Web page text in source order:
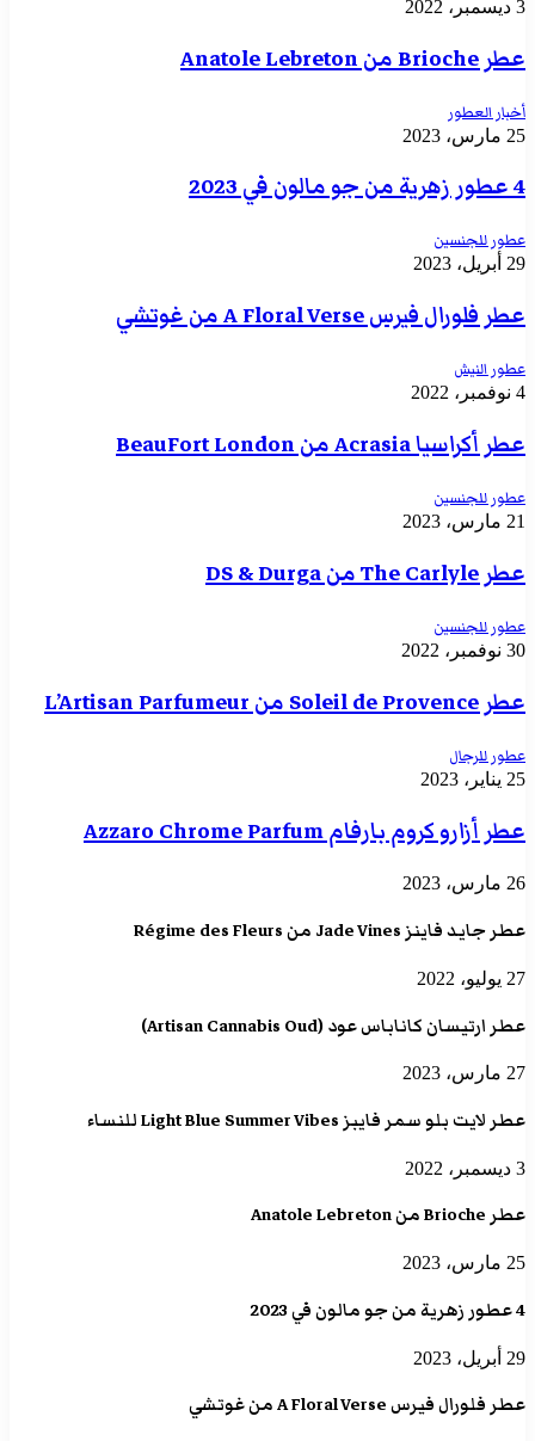
3 ديسمبر، 2022
عطر Brioche من Anatole Lebreton
أخبار العطور
25 مارس، 2023
4 عطور زهرية من جو مالون في 2023
عطور للجنسين
29 أبريل، 2023
عطر فلورال فيرس A Floral Verse من غوتشي
عطور النيش
4 نوفمبر، 2022
عطر أكراسيا Acrasia من BeauFort London
عطور للجنسين
21 مارس، 2023
عطر The Carlyle من DS & Durga
عطور للجنسين
30 نوفمبر، 2022
عطر Soleil de Provence من L’Artisan Parfumeur
عطور للرجال
25 يناير، 2023
عطر أزارو كروم بارفام Azzaro Chrome Parfum
26 مارس، 2023
عطر جايد فاينز Jade Vines من Régime des Fleurs
27 يوليو، 2022
عطر ارتيسان كاناباس عود (Artisan Cannabis Oud)
27 مارس، 2023
عطر لايت بلو سمر فايبز Light Blue Summer Vibes للنساء
3 ديسمبر، 2022
عطر Brioche من Anatole Lebreton
25 مارس، 2023
4 عطور زهرية من جو مالون في 2023
29 أبريل، 2023
عطر فلورال فيرس A Floral Verse من غوتشي